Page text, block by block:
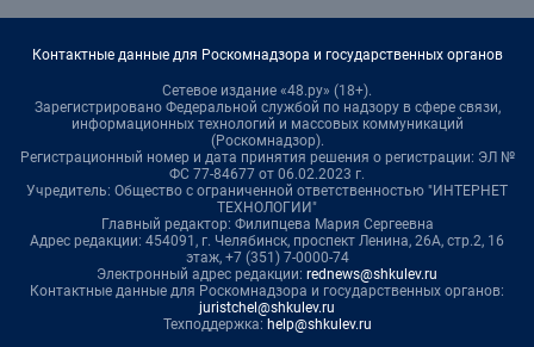
Контактные данные для Роскомнадзора и государственных органов
Сетевое издание «48.ру» (18+).
Зарегистрировано Федеральной службой по надзору в сфере связи,
информационных технологий и массовых коммуникаций
(Роскомнадзор).
Регистрационный номер и дата принятия решения о регистрации: ЭЛ №
ФС 77-84677 от 06.02.2023 г.
Учредитель: Общество с ограниченной ответственностью "ИНТЕРНЕТ
ТЕХНОЛОГИИ"
Главный редактор: Филипцева Мария Сергеевна
Адрес редакции: 454091, г. Челябинск, проспект Ленина, 26А, стр.2, 16
этаж, +7 (351) 7-0000-74
Электронный адрес редакции: rednews@shkulev.ru
Контактные данные для Роскомнадзора и государственных органов:
juristchel@shkulev.ru
Техподдержка: help@shkulev.ru